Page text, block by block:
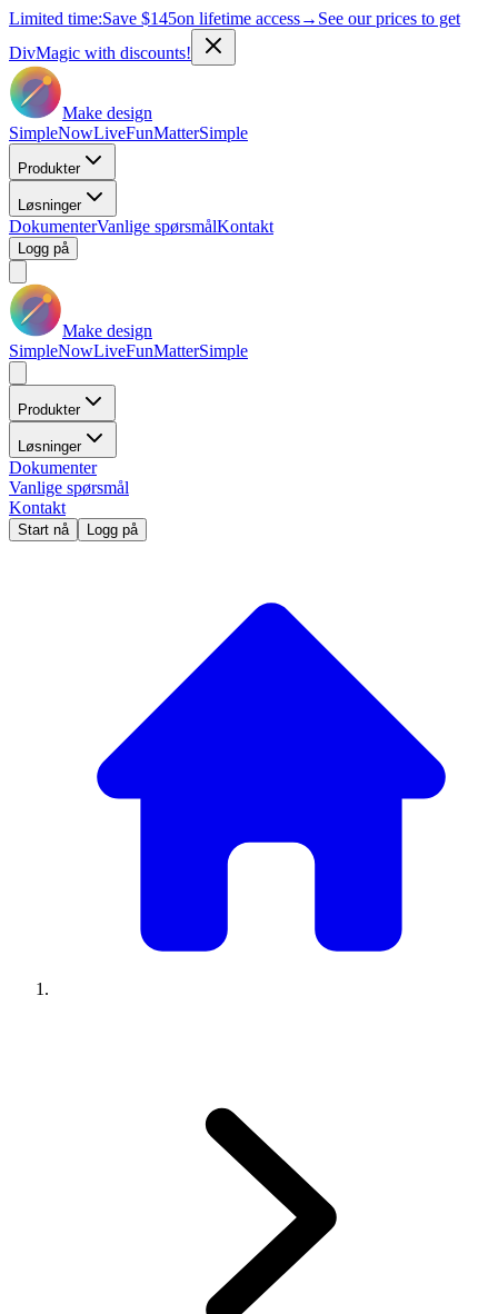
Limited time:Save $145on lifetime access→ See our prices to get
DivMagic with discounts!
Make design
SimpleNowLiveFunMatterSimple
Produkter
Løsninger
DokumenterVanlige spørsmålKontakt
Logg på
Make design
SimpleNowLiveFunMatterSimple
Produkter
Løsninger
Dokumenter
Vanlige spørsmål
Kontakt
Start nå Logg på